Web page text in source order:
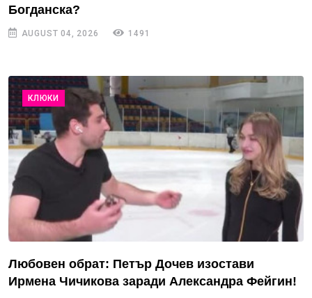
Богданска?
AUGUST 04, 2026 1491
КЛЮКИ
Любовен обрат: Петър Дочев изостави
Ирмена Чичикова заради Александра Фейгин!